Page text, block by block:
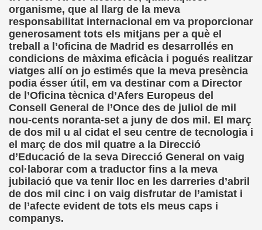
organisme, que al llarg de la meva
responsabilitat internacional em va proporcionar
generosament tots els mitjans per a què el
treball a l’oficina de Madrid es desarrollés en
condicions de màxima eficàcia i pogués realitzar
viatges allí on jo estimés que la meva presència
podia ésser útil, em va destinar com a Director
de l’Oficina tècnica d’Afers Europeus del
Consell General de l’Once des de juliol de mil
nou-cents noranta-set a juny de dos mil. El març
de dos mil u al cidat el seu centre de tecnologia i
el març de dos mil quatre a la Direcció
d’Educació de la seva Direcció General on vaig
col·laborar com a traductor fins a la meva
jubilació que va tenir lloc en les darreries d’abril
de dos mil cinc i on vaig disfrutar de l’amistat i
de l’afecte evident de tots els meus caps i
companys.
(Lola Bogas)
Ciego Integrado a la Escuela Regular (José
(María Jesús Cañamares)
Solana)
Antonio Campos Sánchez)
(Pedro Zurita)
el Alumnado y Carta del Director a los padres (Col.
Braille Como Medio de Lectura y Escritura (Dr. Phil
(Àngel Mas Parera)